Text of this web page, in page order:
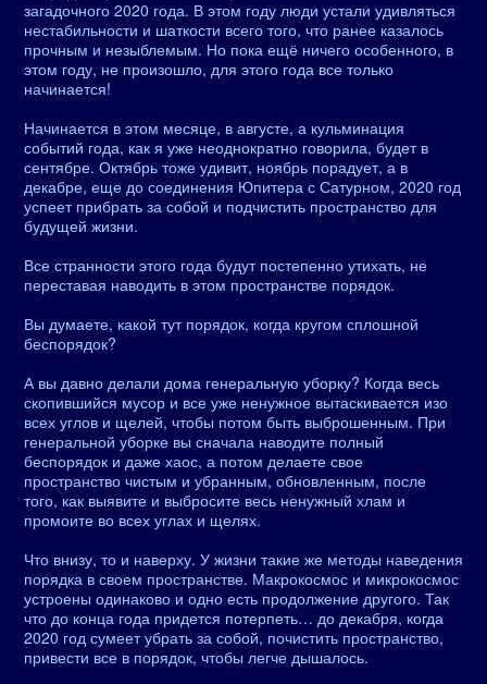
загадочного 2020 года. В этом году люди устали удивляться
нестабильности и шаткости всего того, что ранее казалось
прочным и незыблемым. Но пока ещё ничего особенного, в
этом году, не произошло, для этого года все только
начинается!
Начинается в этом месяце, в августе, а кульминация
событий года, как я уже неоднократно говорила, будет в
сентябре. Октябрь тоже удивит, ноябрь порадует, а в
декабре, еще до соединения Юпитера с Сатурном, 2020 год
успеет прибрать за собой и подчистить пространство для
будущей жизни.
Все странности этого года будут постепенно утихать, не
переставая наводить в этом пространстве порядок.
Вы думаете, какой тут порядок, когда кругом сплошной
беспорядок?
А вы давно делали дома генеральную уборку? Когда весь
скопившийся мусор и все уже ненужное вытаскивается изо
всех углов и щелей, чтобы потом быть выброшенным. При
генеральной уборке вы сначала наводите полный
беспорядок и даже хаос, а потом делаете свое
пространство чистым и убранным, обновленным, после
того, как выявите и выбросите весь ненужный хлам и
промоите во всех углах и щелях.
Что внизу, то и наверху. У жизни такие же методы наведения
порядка в своем пространстве. Макрокосмос и микрокосмос
устроены одинаково и одно есть продолжение другого. Так
что до конца года придется потерпеть… до декабря, когда
2020 год сумеет убрать за собой, почистить пространство,
привести все в порядок, чтобы легче дышалось.